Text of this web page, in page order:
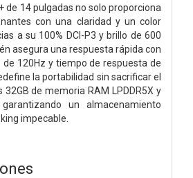
de 14 pulgadas no solo proporciona
con una claridad y un color
a su 100% DCI-P3 y brillo de 600
asegura una respuesta rápida con
120Hz y tiempo de respuesta de
la portabilidad sin sacrificar el
32GB de memoria RAM LPDDR5X y
un almacenamiento
impecable.